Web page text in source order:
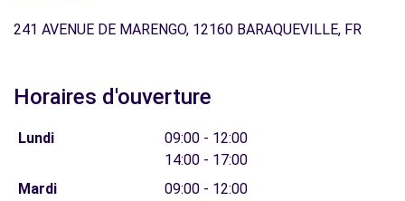
241 AVENUE DE MARENGO, 12160 BARAQUEVILLE, FR
Horaires d'ouverture
Lundi
09:00 - 12:00
14:00 - 17:00
Mardi
09:00 - 12:00